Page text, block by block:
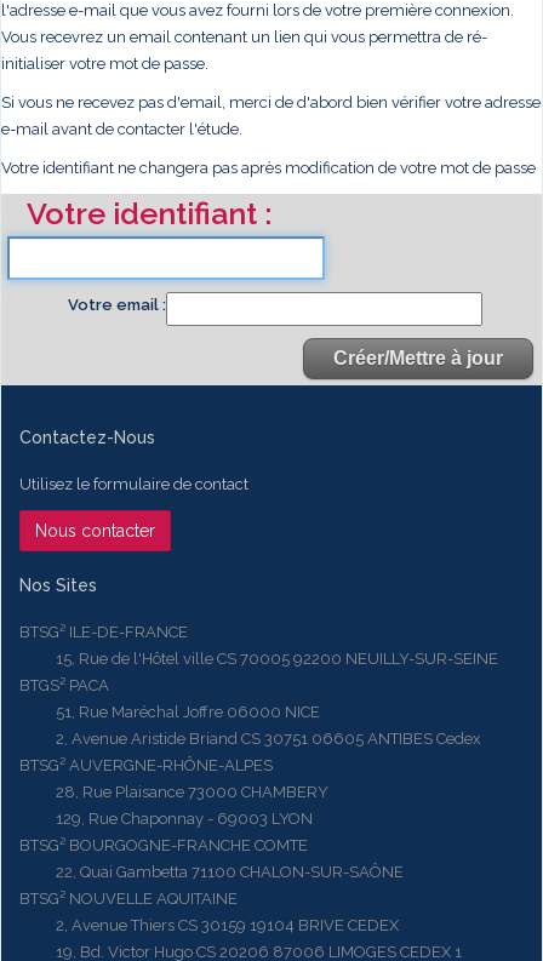
l'adresse e-mail que vous avez fourni lors de votre première connexion.
Vous recevrez un email contenant un lien qui vous permettra de ré-
initialiser votre mot de passe.
Si vous ne recevez pas d'email, merci de d'abord bien vérifier votre adresse
e-mail avant de contacter l'étude.
Votre identifiant ne changera pas après modification de votre mot de passe
Votre identifiant
Votre email
Contactez-Nous
Utilisez le formulaire de contact
Nous contacter
Nos Sites
BTSG² ILE-DE-FRANCE
15, Rue de l'Hôtel ville CS 70005 92200 NEUILLY-SUR-SEINE
BTGS² PACA
51, Rue Maréchal Joffre 06000 NICE
2, Avenue Aristide Briand CS 30751 06605 ANTIBES Cedex
BTSG² AUVERGNE-RHÔNE-ALPES
28, Rue Plaisance 73000 CHAMBERY
129, Rue Chaponnay - 69003 LYON
BTSG² BOURGOGNE-FRANCHE COMTE
22, Quai Gambetta 71100 CHALON-SUR-SAÔNE
BTSG² NOUVELLE AQUITAINE
2, Avenue Thiers CS 30159 19104 BRIVE CEDEX
19, Bd. Victor Hugo CS 20206 87006 LIMOGES CEDEX 1